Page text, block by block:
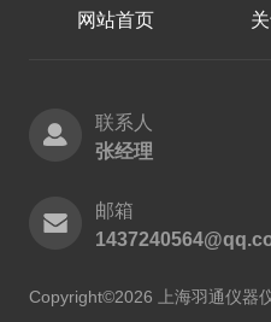
网站首页
联系人
张经理
邮箱
Copyright©2026 上海羽通仪器